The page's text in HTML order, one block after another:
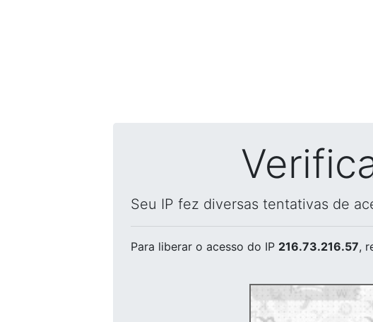
Seu IP fez diversas tentativas de
Para liberar o acesso do IP 216.73.216.57,